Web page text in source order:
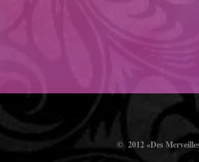
​​​​© 2012 «Des